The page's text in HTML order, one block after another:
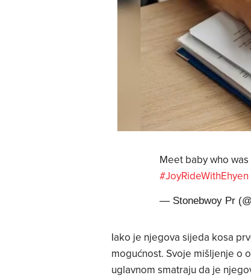
Meet baby who was
#JoyRideWithEhyen
— Stonebwoy Pr
Iako je njegova sijeda kosa
mogućnost. Svoje mišljenje o
uglavnom smatraju da je